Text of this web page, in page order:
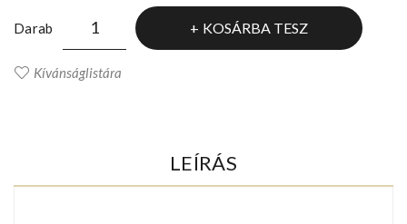
Darab KOSÁRBA TESZ
Kívánságlistára
LEÍRÁS